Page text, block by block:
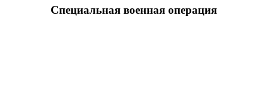
Специальная военная операция